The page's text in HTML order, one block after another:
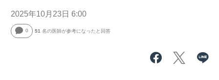
2025年10月23日 6:00
0 51 名の医師が参考になったと回答